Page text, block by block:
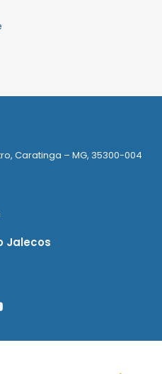
Caratinga – MG, 35300-004
Jalecos